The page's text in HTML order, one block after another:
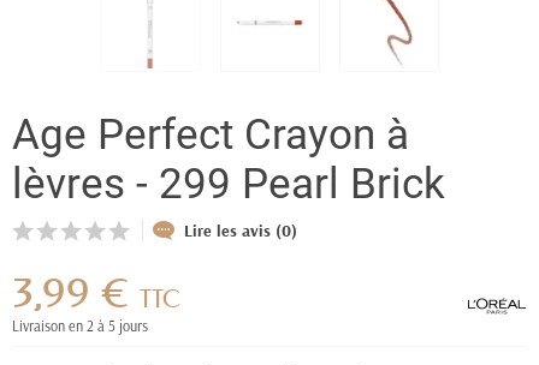
Age Perfect Crayon à
lèvres - 299 Pearl Brick
Lire les avis (0)
3,99 € TTC
Livraison en 2 à 5 jours